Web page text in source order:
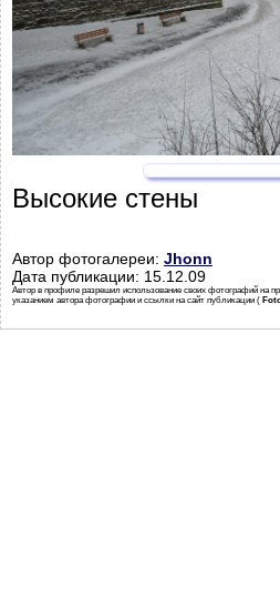
Высокие стены
Автор фотогалереи: Jhonn
Дата публикации: 15.12.09
Автор в профиле разрешил использование своих фотографий на
указанием автора фотографии и ссылки на сайт публикации (